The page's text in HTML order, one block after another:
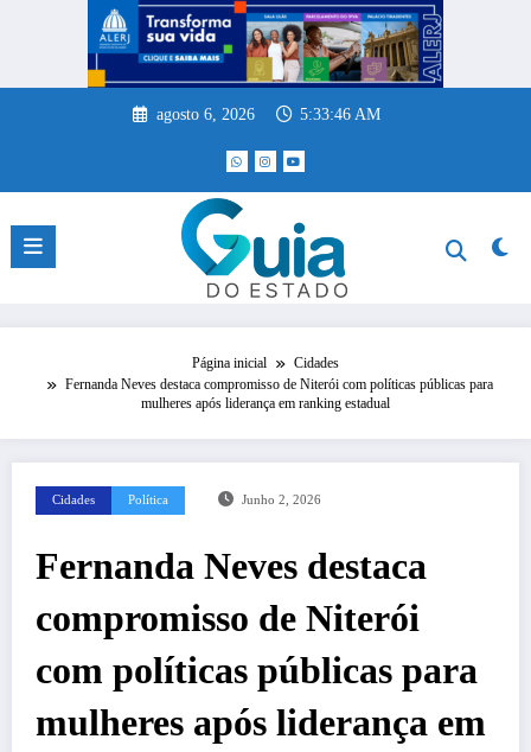
agosto 6, 2026 5:33:46 AM
Página inicial
Cidades
Fernanda Neves destaca compromisso de Niterói com políticas públicas para
mulheres após liderança em ranking estadual
Cidades Política Junho 2, 2026
Fernanda Neves destaca
compromisso de Niterói
com políticas públicas para
mulheres após liderança em